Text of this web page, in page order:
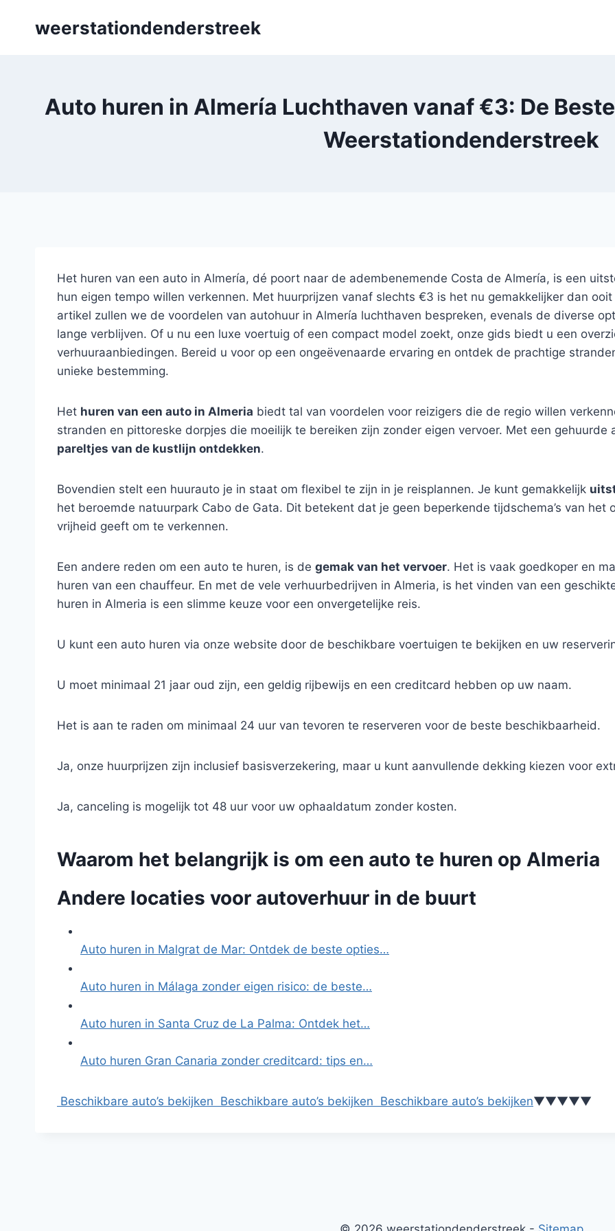
weerstationdenderstreek
Auto huren in Almería Luchthaven vanaf €3: De
Weerstationdenderstreek
Het huren van een auto in Almería, dé poort naar de adembenemende Costa de Almería, is een
hun eigen tempo willen verkennen. Met huurprijzen vanaf slechts €3 is het nu gemakkelijker dan
artikel zullen we de voordelen van autohuur in Almería luchthaven bespreken, evenals de diverse
lange verblijven. Of u nu een luxe voertuig of een compact model zoekt, onze gids biedt u een
verhuuraanbiedingen. Bereid u voor op een ongeëvenaarde ervaring en ontdek de prachtige
unieke bestemming.
Het huren van een auto in Almeria biedt tal van voordelen voor reizigers die de regio willen
stranden en pittoreske dorpjes die moeilijk te bereiken zijn zonder eigen vervoer. Met een
pareltjes van de kustlijn ontdekken.
Bovendien stelt een huurauto je in staat om flexibel te zijn in je reisplannen. Je kunt gemakkelijk
het beroemde natuurpark Cabo de Gata. Dit betekent dat je geen beperkende tijdschema’s van
vrijheid geeft om te verkennen.
Een andere reden om een auto te huren, is de gemak van het vervoer. Het is vaak goedkoper en
huren van een chauffeur. En met de vele verhuurbedrijven in Almeria, is het vinden van een
huren in Almeria is een slimme keuze voor een onvergetelijke reis.
U kunt een auto huren via onze website door de beschikbare voertuigen te bekijken en uw
U moet minimaal 21 jaar oud zijn, een geldig rijbewijs en een creditcard hebben op uw naam.
Het is aan te raden om minimaal 24 uur van tevoren te reserveren voor de beste beschikbaarheid.
Ja, onze huurprijzen zijn inclusief basisverzekering, maar u kunt aanvullende dekking kiezen voor
Ja, canceling is mogelijk tot 48 uur voor uw ophaaldatum zonder kosten.
Waarom het belangrijk is om een auto te huren op Almeria
Andere locaties voor autoverhuur in de buurt
Auto huren in Malgrat de Mar: Ontdek de beste opties…
Auto huren in Málaga zonder eigen risico: de beste…
Auto huren in Santa Cruz de La Palma: Ontdek het…
Auto huren Gran Canaria zonder creditcard: tips en…
Beschikbare auto’s bekijken Beschikbare auto’s bekijken Beschikbare auto’s bekijken▼▼▼▼▼